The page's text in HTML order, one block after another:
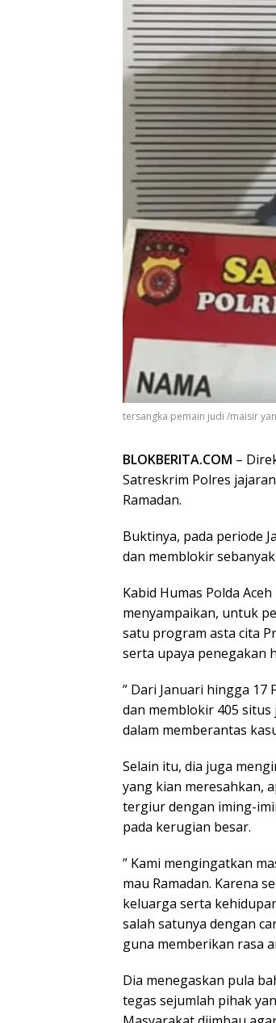
tersangka pemain judi /maisir
BLOKBERITA.COM –
Satreskrim Polres
Ramadan.
Buktinya, pada periode
dan memblokir
Kabid Humas Polda
menyampaikan, untuk
satu program asta cita
serta upaya penegakan
” Dari Januari hingga 17
dan memblokir 405
dalam memberantas
Selain itu, dia juga
yang kian meresahkan,
tergiur dengan iming-
pada kerugian besar.
” Kami mengingatkan
mau Ramadan. Karena
keluarga serta
salah satunya dengan
guna memberikan rasa
Dia menegaskan pula
tegas sejumlah pihak